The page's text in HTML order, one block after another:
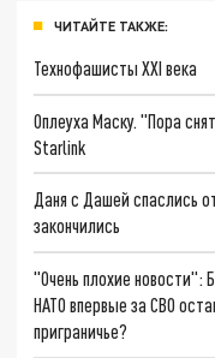
ЧИТАЙТЕ ТАКЖЕ:
Технофашисты XXI века
Оплеуха Маску. "Пора
Starlink
Даня с Дашей спаслись
закончились
"Очень плохие новости":
НАТО впервые за СВО
приграничье?